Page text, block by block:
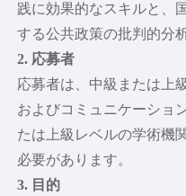
践に効果的なスキルと、
する公共政策の批判的分
2. 応募者
応募者は、中級または上
およびコミュニケーショ
たは上級レベルの学術機
必要があります。
3. 目的